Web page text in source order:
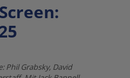
Phil Grabsky, David